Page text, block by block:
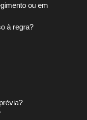
ou em
à regra?